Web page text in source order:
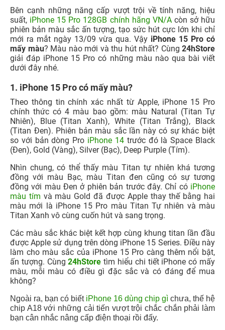
Bên cạnh những năng cấp vượt trội về tính năng, hiệu
suất, iPhone 15 Pro 128GB chính hãng VN/Acòn sở hữu
phiên bản màu sắc ấn tượng, tạo sức hút cực lớn khi chỉ
mới ra mắt ngày 13/09 vừa qua. Vậy iPhone 15 Pro có
mấy màu? Màu nào mới và thu hút nhất? Cùng 24hStore
giải đáp iPhone 15 Pro có những màu nào qua bài viết
dưới đây nhé.
1. iPhone 15 Pro có mấy màu?
Theo thông tin chính xác nhất từ Apple, iPhone 15 Pro
chính thức có 4 màu bao gồm: màu Natural (Titan Tự
Nhiên), Blue (Titan Xanh), White (Titan Trắng), Black
(Titan Đen). Phiên bản màu sắc lần này có sự khác biệt
so với bản dòng Pro iPhone 14trước đó là Space Black
(Đen), Gold (Vàng), Silver (Bạc), Deep Purple (Tím).
Nhìn chung, có thể thấy màu Titan tự nhiên khá tương
đồng với màu Bạc, màu Titan đen cũng có sự tương
đồng với màu Đen ở phiên bản trước đây. Chỉ có iPhone
màu tím và màu Gold đã được Apple thay thế bằng hai
màu mới là iPhone 15 Pro màu Titan Tự nhiên và màu
Titan Xanh vô cùng cuốn hút và sang trọng.
Các màu sắc khác biệt kết hợp cùng khung titan lần đầu
được Apple sử dụng trên dòng iPhone 15 Series. Điều này
làm cho màu sắc của iPhone 15 Pro càng thêm nổi bật,
ấn tượng. Cùng24hStore tìm hiểu chi tiết iPhone có mấy
màu, mỗi màu có điều gì đặc sắc và có đáng để mua
không?
Ngoài ra, bạn có biết iPhone 16 dùng chip gì chưa, thế hệ
chip A18 với những cải tiến vượt trội chắc chắn phải làm
bạn cân nhắc nâng cấp điện thoại rồi đấy.